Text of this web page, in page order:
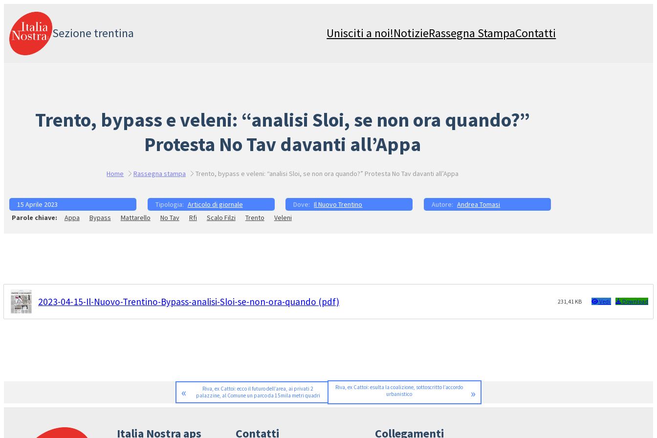
al
contenuto
Sezione trentina Unisciti a noi!NotizieRassegna StampaContatti
Trento, bypass e veleni: “analisi Sloi, se non ora quando?”
Protesta No Tav davanti all’Appa
Home Rassegna stampa Trento, bypass e veleni: “analisi Sloi, se non ora quando?” Protesta No Tav davanti all’Appa
15 Aprile 2023 Articolo di giornale Il Nuovo Trentino
Andrea Tomasi
Appa
Bypass Mattarello No Tav Rfi Scalo Filzi Trento Veleni
2023-04-15-Il-Nuovo-Trentino-Bypass-analisi-Sloi-se-non-ora-quando (pdf) 231,41 KB Vedi Download
«
Riva, ex Cattoi: ecco il futuro dell’area, ai privati 2
palazzine, al Comune un parco da 15mila metri quadri
Riva, ex Cattoi: esulta la coalizione, sottoscritto l’accordo
urbanistico
»
Italia Nostra aps Contatti Collegamenti